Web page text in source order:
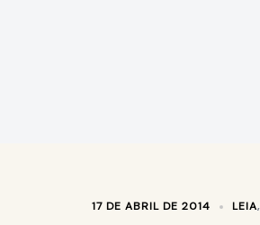
17 DE ABRIL DE 2014 LEIA,